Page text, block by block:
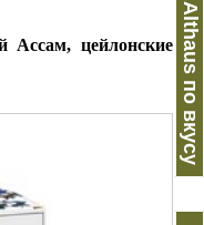
Ассам, цейлонские Althaus по вкусу